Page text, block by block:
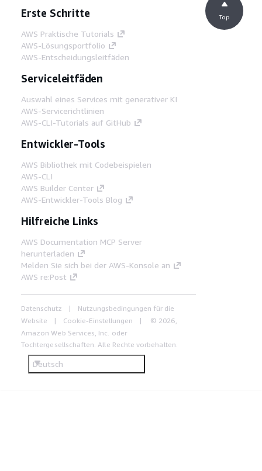
Erste Schritte
AWS Praktische Tutorials
AWS-Lösungsportfolio
AWS-Entscheidungsleitfäden
Serviceleitfäden
Auswahl eines Services mit generativer KI
AWS-Servicerichtlinien
AWS-CLI-Tutorials auf GitHub
Entwickler-Tools
AWS Bibliothek mit Codebeispielen
AWS-CLI
AWS Builder Center
AWS-Entwickler-Tools Blog
Hilfreiche Links
AWS Documentation MCP Server
herunterladen
Melden Sie sich bei der AWS-Konsole an
AWS re:Post
Datenschutz
Nutzungsbedingungen für die
Website
Cookie-Einstellungen
© 2026,
Amazon Web Services, Inc. oder
Tochtergesellschaften. Alle Rechte vorbehalten.
Deutsch
Top